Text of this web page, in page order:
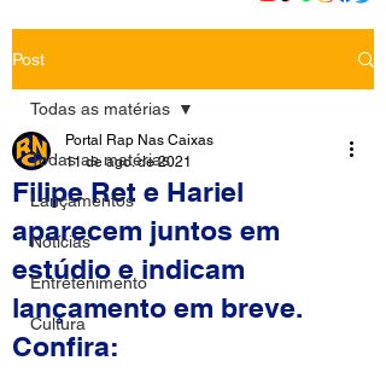
Post
Todas as matérias
Lançamentos
Notícias
Entretenimento
Cultura
Todas as matérias
Filipe Ret e Hariel
aparecem juntos em
estúdio e indicam
lançamento em breve.
Confira:
Portal Rap Nas Caixas
11 de ago. de 2021